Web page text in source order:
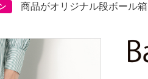
商品がオリジナル段ボール